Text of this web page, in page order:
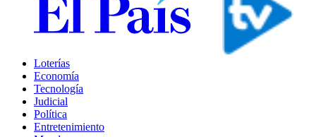
Loterías
Economía
Tecnología
Judicial
Política
Entretenimiento